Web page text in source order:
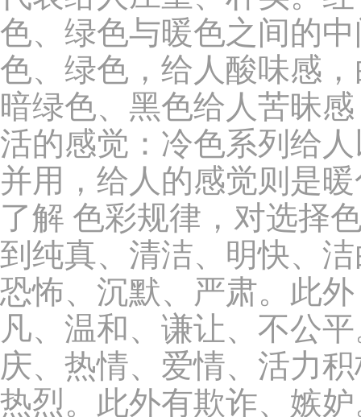
色、绿色与暖色之间的
色、绿色，给人酸味感
暗绿色、黑色给人苦昧
活的感觉：冷色系列给
并用，给人的感觉则是
了解 色彩规律，对选择
到纯真、清洁、明快、
恐怖、沉默、严肃。此
凡、温和、谦让、不公
庆、热情、爱情、活力
热烈。此外有欺诈、嫉